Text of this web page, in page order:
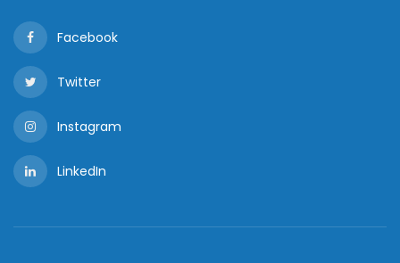
Facebook
Twitter
Instagram
LinkedIn